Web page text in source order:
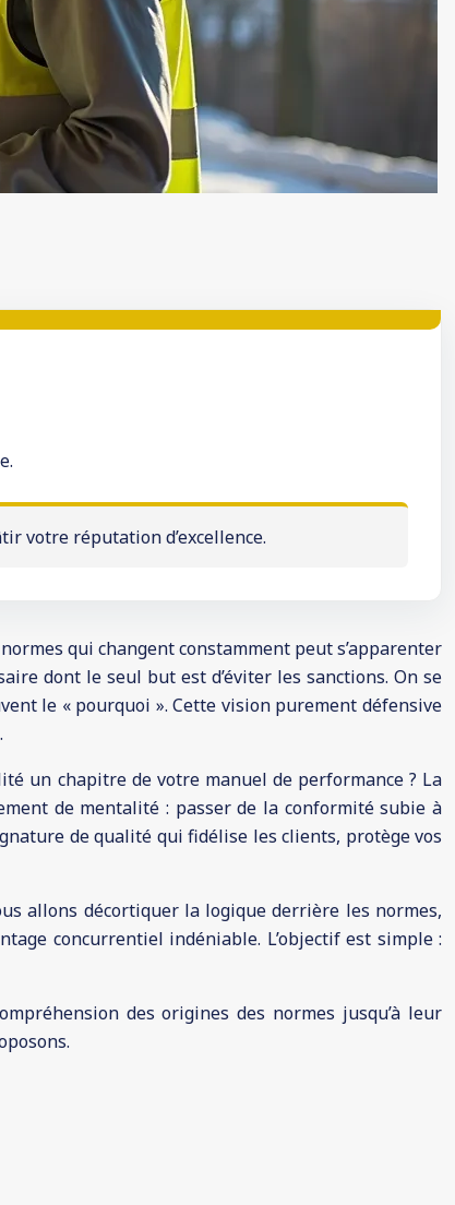
votre réputation d’excellence.
qui changent constamment peut s’apparenter
dont le seul but est d’éviter les sanctions. On se
le « pourquoi ». Cette vision purement défensive
un chapitre de votre manuel de performance ? La
de mentalité : passer de la conformité subie à
de qualité qui fidélise les clients, protège vos
allons décortiquer la logique derrière les normes,
concurrentiel indéniable. L’objectif est simple :
des origines des normes jusqu’à leur